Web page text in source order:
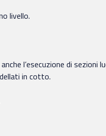
livello.
l’esecuzione di sezioni
in cotto.